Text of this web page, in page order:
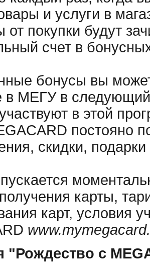
и услуги в
от покупки будут
счет в
бонусы вы
в МЕГУ в
в этой
постояно
скидки,
карты,
карт, условия
"Рождество с